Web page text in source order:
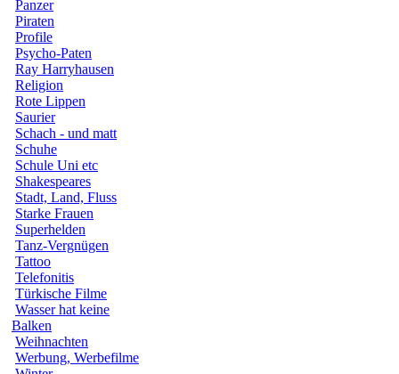
Panzer
Piraten
Profile
Psycho-Paten
Ray Harryhausen
Religion
Rote Lippen
Saurier
Schach - und matt
Schuhe
Schule Uni etc
Shakespeares
Stadt, Land, Fluss
Starke Frauen
Superhelden
Tanz-Vergnügen
Tattoo
Telefonitis
Türkische Filme
Wasser hat keine
Balken
Weihnachten
Werbung, Werbefilme